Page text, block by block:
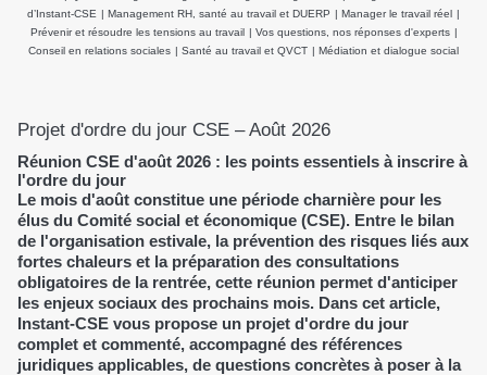
d’Instant-CSE | Management RH, santé au travail et DUERP | Manager le travail réel |
Prévenir et résoudre les tensions au travail | Vos questions, nos réponses d'experts |
Conseil en relations sociales | Santé au travail et QVCT | Médiation et dialogue social
Projet d'ordre du jour CSE – Août 2026
Réunion CSE d'août 2026 : les points essentiels à inscrire à
l'ordre du jour
Le mois d'août constitue une période charnière pour les
élus du Comité social et économique (CSE). Entre le bilan
de l'organisation estivale, la prévention des risques liés aux
fortes chaleurs et la préparation des consultations
obligatoires de la rentrée, cette réunion permet d'anticiper
les enjeux sociaux des prochains mois. Dans cet article,
Instant-CSE vous propose un projet d'ordre du jour
complet et commenté, accompagné des références
juridiques applicables, de questions concrètes à poser à la